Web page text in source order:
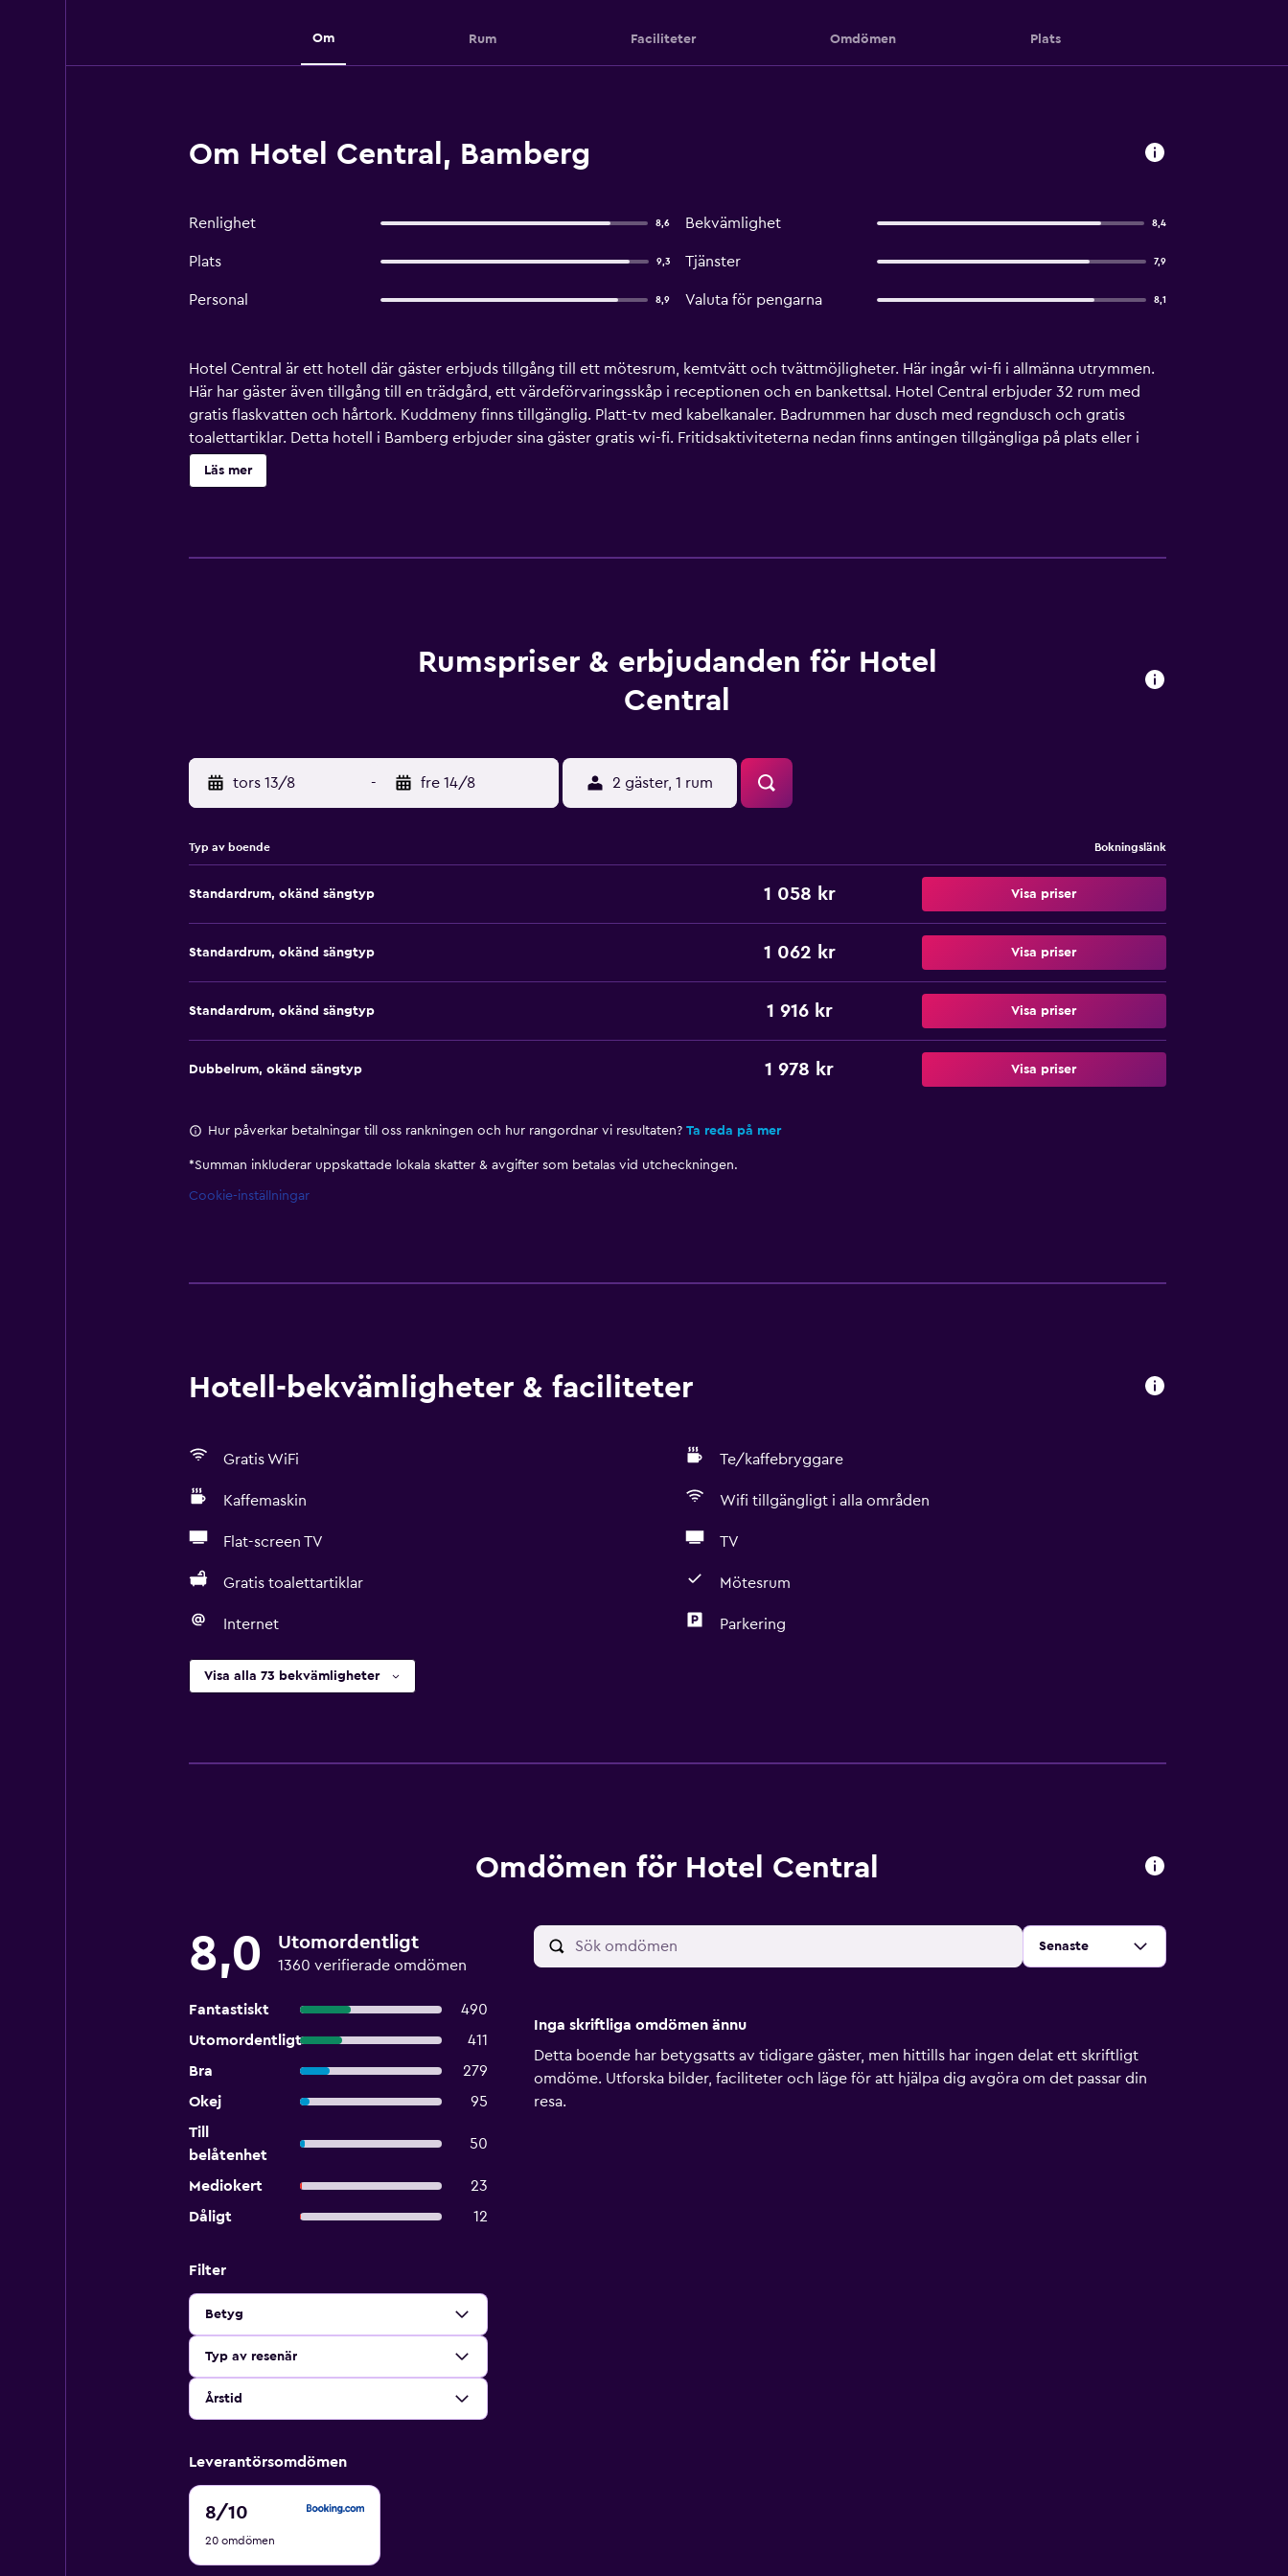
Om Rum Faciliteter Omdömen Plats
Om Hotel Central, Bamberg
Renlighet 8,6 Bekvämlighet 8,4
Plats 9,3 Tjänster 7,9
Personal 8,9 Valuta för pengarna 8,1
Hotel Central är ett hotell där gäster erbjuds tillgång till ett mötesrum, kemtvätt och tvättmöjligheter. Här ingår wi-fi i allmänna utrymmen.
Här har gäster även tillgång till en trädgård, ett värdeförvaringsskåp i receptionen och en bankettsal. Hotel Central erbjuder 32 rum med
gratis flaskvatten och hårtork. Kuddmeny finns tillgänglig. Platt-tv med kabelkanaler. Badrummen har dusch med regndusch och gratis
toalettartiklar. Detta hotell i Bamberg erbjuder sina gäster gratis wi-fi. Fritidsaktiviteterna nedan finns antingen tillgängliga på plats eller i
närheten. Avgifter kan tillkomma.
Läs mer
Rumspriser & erbjudanden för Hotel
Central
tors 13/8 - fre 14/8 2 gäster, 1 rum
Typ av boende Bokningslänk
Standardrum, okänd sängtyp 1 058 kr Visa priser
Standardrum, okänd sängtyp 1 062 kr Visa priser
Standardrum, okänd sängtyp 1 916 kr Visa priser
Dubbelrum, okänd sängtyp 1 978 kr Visa priser
Hur påverkar betalningar till oss rankningen och hur rangordnar vi resultaten? Ta reda på mer
*Summan inkluderar uppskattade lokala skatter & avgifter som betalas vid utcheckningen.
Cookie-inställningar
Hotell-bekvämligheter & faciliteter
Gratis WiFi Te/kaffebryggare
Kaffemaskin Wifi tillgängligt i alla områden
Flat-screen TV TV
Gratis toalettartiklar Mötesrum
Internet Parkering
Visa alla 73 bekvämligheter
Omdömen för Hotel Central
8,0 Utomordentligt
1360 verifierade omdömen
Fantastiskt
490
Utomordentligt
411
Bra
279
Okej
95
Till
belåtenhet
50
Mediokert
23
Dåligt
12
Sortera efter
Senaste
Filter
Betyg
Typ av resenär
Årstid
Leverantörsomdömen
8/10
8
10
20 omdömen
Inga skriftliga omdömen ännu
Detta boende har betygsatts av tidigare gäster, men hittills har ingen delat ett skriftligt
omdöme. Utforska bilder, faciliteter och läge för att hjälpa dig avgöra om det passar din
resa.